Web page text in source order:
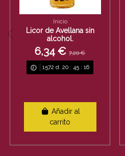
Inicio
Licor de Avellana sin
alcohol.
6,34 €7,20 €
1572 d. 20: 45: 15
Añadir al
carrito